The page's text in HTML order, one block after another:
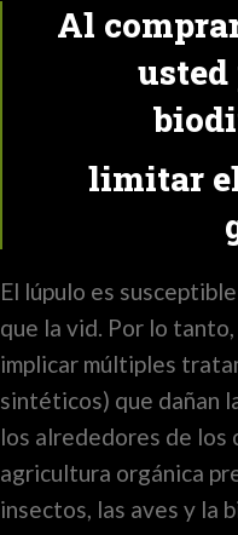
Al
limitar
El lúpulo es
que la vid. Por lo
implicar múltiples
sintéticos) que dañan
los alrededores de los
agricultura orgánica
insectos, las aves y la